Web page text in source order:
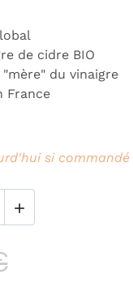
de cidre BIO
du vinaigre
France
si commandé
